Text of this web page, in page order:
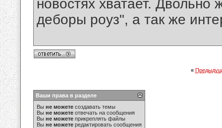
новостях хватает.
деборы роуз", а так же
«
Ваши права в разделе
Вы не можете создавать темы
Вы не можете отвечать на сообщения
Вы не можете прикреплять файлы
Вы не можете редактировать сообщения